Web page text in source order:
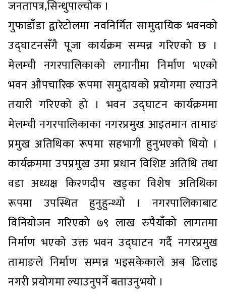
जनतापत्र,सिन्धुपाल्चोक ।
गुफाडाँडा द्वारेटोलमा नवनिर्मित सामुदायिक भवनको
उद्घाटनसँगै पूजा कार्यक्रम सम्पन्न गरिएको छ ।
मेलम्ची नगरपालिकाको लगानीमा निर्माण भएको
भवन औपचारिक रूपमा समुदायको प्रयोगमा ल्याउने
तयारी गरिएको हो । भवन उद्घाटन कार्यक्रममा
मेलम्ची नगरपालिकाका नगरप्रमुख आइतमान तामाङ
प्रमुख अतिथिका रूपमा सहभागी हुनुभएको थियो ।
कार्यक्रममा उपप्रमुख उमा प्रधान विशिष्ट अतिथि तथा
वडा अध्यक्ष किरणदीप खड्का विशेष अतिथिका
रूपमा उपस्थित हुनुहुन्थ्यो । नगरपालिकाबाट
विनियोजन गरिएको ७९ लाख रुपैयाँको लागतमा
निर्माण भएको उक्त भवन उद्घाटन गर्दै नगरप्रमुख
तामाङले निर्माण सम्पन्न भइसकेकाले अब ढिलाइ
नगरी प्रयोगमा ल्याउनुपर्ने बताउनुभयो ।